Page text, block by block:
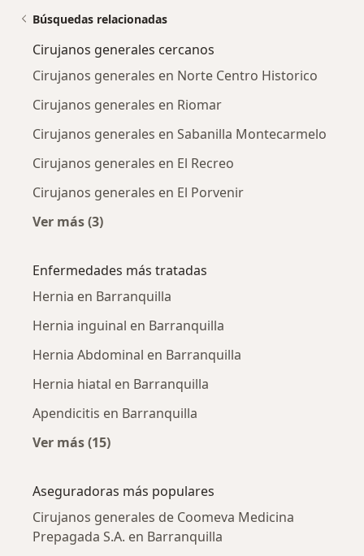
Búsquedas relacionadas
Cirujanos generales cercanos
Cirujanos generales en Norte Centro Historico
Cirujanos generales en Riomar
Cirujanos generales en Sabanilla Montecarmelo
Cirujanos generales en El Recreo
Cirujanos generales en El Porvenir
Ver más (3)
Enfermedades más tratadas
Hernia en Barranquilla
Hernia inguinal en Barranquilla
Hernia Abdominal en Barranquilla
Hernia hiatal en Barranquilla
Apendicitis en Barranquilla
Ver más (15)
Aseguradoras más populares
Cirujanos generales de Coomeva Medicina
Prepagada S.A. en Barranquilla